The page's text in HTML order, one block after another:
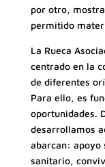
por otro,
permitido
La Rueca
centrado en la
de diferentes
Para ello, es
oportunidades.
desarrollamos
abarcan:
sanitario,